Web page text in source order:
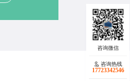
咨询热线
17723342546